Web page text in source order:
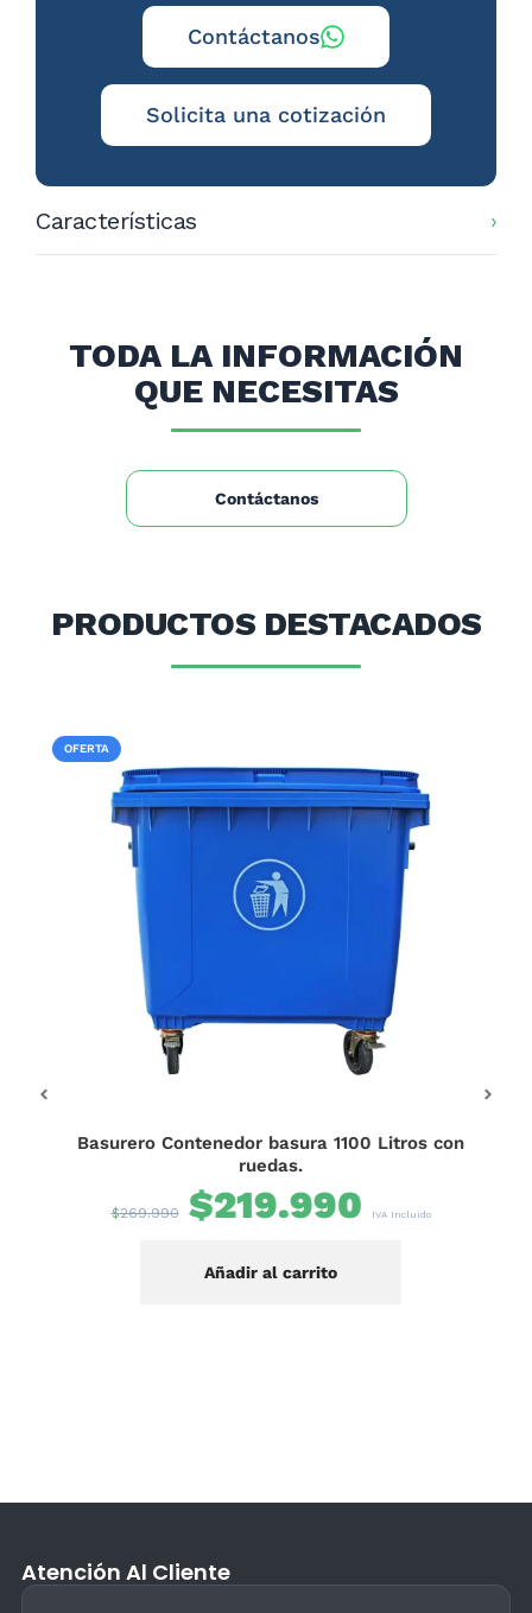
Contáctanos
Solicita una cotización
Características
Largo (cm): 32
Peso (kg): 5
TODA LA INFORMACIÓN
QUE NECESITAS
Contáctanos
PRODUCTOS DESTACADOS
OFERTA
Basurero Contenedor basura 1100 Litros con
ruedas.
$269.990 $219.990 IVA Incluido
Añadir al carrito
Atención Al Cliente